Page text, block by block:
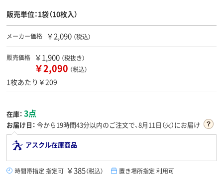
販売単位：1袋（10枚入）
メーカー価格 ￥2,090 （税込）
販売価格 ￥1,900 （税抜き）
￥2,090 （税込）
1枚あたり￥209
在庫： 3点
お届け日： 今から19時間43分以内のご注文で、8月11日（火）にお届け
アスクル在庫商品
時間帯指定 指定可 ￥385（税込） 置き場所指定 利用可